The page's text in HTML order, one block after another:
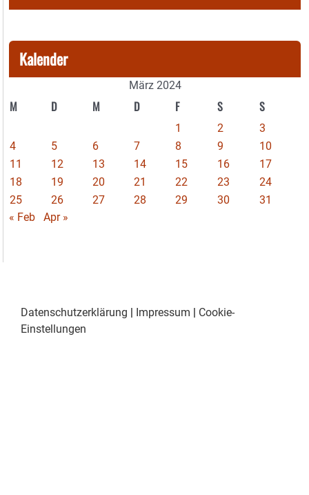
Kalender
März 2024
M D M D F S S
1 2
3
4
5 6 7 8 9
10
11
12 13 14 15 16
17
18
19 20 21 22 23
24
25
26 27 28 29 30
31
« Feb
Apr »
Datenschutzerklärung Impressum
Cookie-
Einstellungen